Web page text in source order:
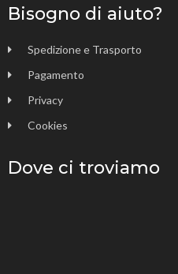
Bisogno di aiuto?
Spedizione e Trasporto
Pagamento
Privacy
Cookies
Dove ci troviamo